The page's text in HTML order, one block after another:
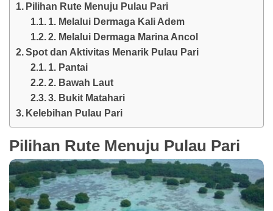
Pilihan Rute Menuju Pulau Pari
1. Melalui Dermaga Kali Adem
2. Melalui Dermaga Marina Ancol
Spot dan Aktivitas Menarik Pulau Pari
1. Pantai
2. Bawah Laut
3. Bukit Matahari
Kelebihan Pulau Pari
Pilihan Rute Menuju Pulau Pari